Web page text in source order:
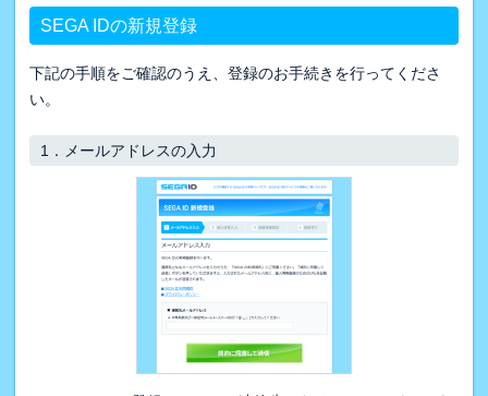
SEGA IDの新規登録
下記の手順をご確認のうえ、登録のお手続きを行ってくださ
い。
1． メールアドレスの入力